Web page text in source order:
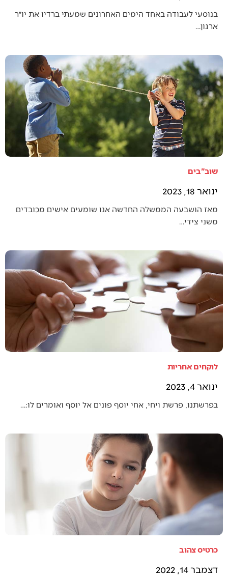
בנוסעי לעבודה באחד הימים האחרונים שמעתי ברדיו את יו״ר
ארגון…
שוב"בים
ינואר 18, 2023
מאז הושבעה הממשלה החדשה אנו שומעים אישים מכובדים
משני צידי…
לוקחים אחריות
ינואר 4, 2023
בפרשתנו, פרשת ויחי, אחי יוסף פונים אל יוסף ואומרים לו:…
כרטיס צהוב
דצמבר 14, 2022